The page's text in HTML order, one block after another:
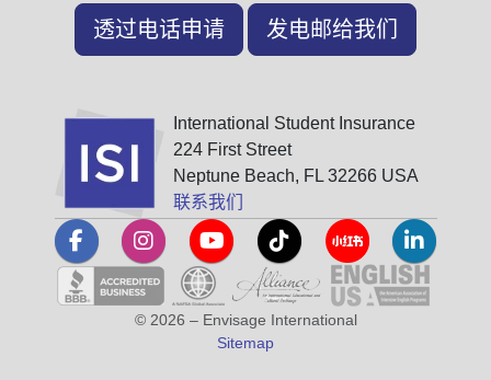
透过电话申请 发电邮给我们
International Student Insurance
224 First Street
Neptune Beach, FL 32266 USA
联系我们
© 2026 – Envisage International
Sitemap